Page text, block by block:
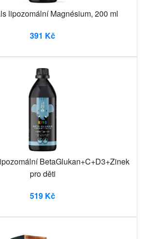
lipozomální Magnésium, 200 ml
391 Kč
BetaGlukan+C+D3+Zinek
pro děti
519 Kč